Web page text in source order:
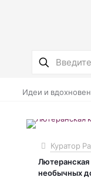
Идеи и
Куратор
необычных